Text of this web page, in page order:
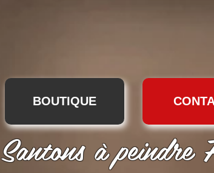
BOUTIQUE
Santons à peindre